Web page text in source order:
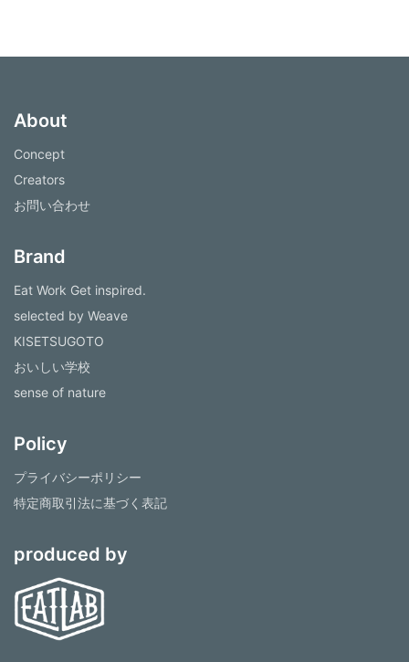
About
Concept
Creators
お問い合わせ
Brand
Eat Work Get inspired.
selected by Weave
KISETSUGOTO
おいしい学校
sense of nature
Policy
プライバシーポリシー
特定商取引法に基づく表記
produced by